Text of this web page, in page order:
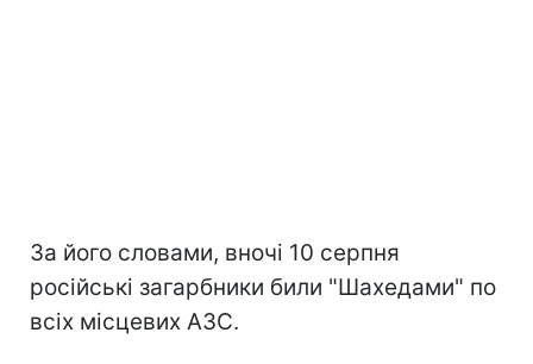
За його словами, вночі 10 серпня
російські загарбники били "Шахедами" по
всіх місцевих АЗС.